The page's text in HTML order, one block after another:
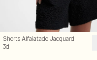
Shorts Alfaiatado Jacquard
3d